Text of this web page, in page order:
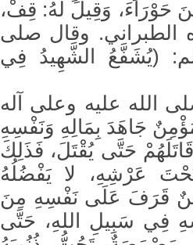
حَوْرَاءَ، وَقِيلَ لَهُ: قِفْ،
الطبراني. وقال صلى
(يُشَفَّعُ الشَّهِيدُ فِي
الله عليه وعلى آله
جَاهَدَ بِمَالِهِ وَنَفْسِهِ
حَتَّى يُقْتَلَ، فَذَلِكَ
عَرْشِهِ، لا يَفْضُلُهُ
مُؤْمِنٌ قَرَفَ عَلَى نَفْسِهِ مِنَ
فِي سَبِيلِ اللهِ، حَتَّى